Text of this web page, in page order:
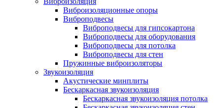
Виброизоляционные опоры
Виброподвесы
Виброподвесы для гипсокартона
Виброподвесы для оборудования
Виброподвесы для потолка
Виброподвесы для стен
Пружинные виброизоляторы
Звукоизоляция
Акустические минплиты
Бескаркасная звукоизоляция
Бескаркасная звукоизоляция потолка